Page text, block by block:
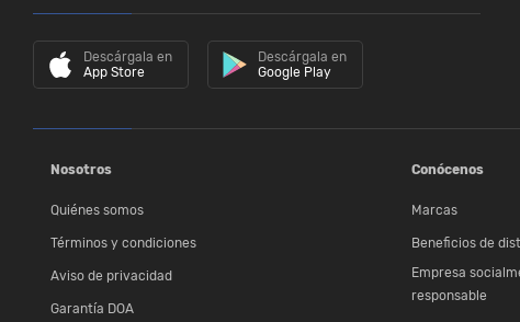
Descárgala en
App Store
Descárgala en
Google Play
Nosotros
Quiénes somos
Términos y condiciones
Aviso de privacidad
Garantía DOA
Conócenos
Marcas
Beneficios de
Empresa
responsable